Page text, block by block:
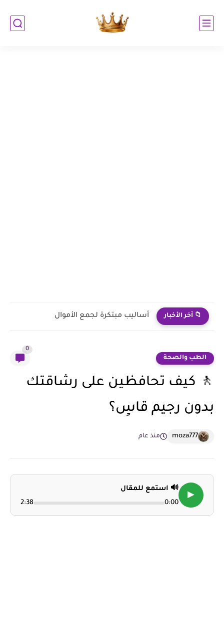
📁 آخر الأخبار
الطب والصحة
0
🚶 كيف تحافظين على رشاقتك
بدون رجيم قاسٍ؟
moza777 منذ عام
▶
🔊 استمع للمقال
0:00
2:38